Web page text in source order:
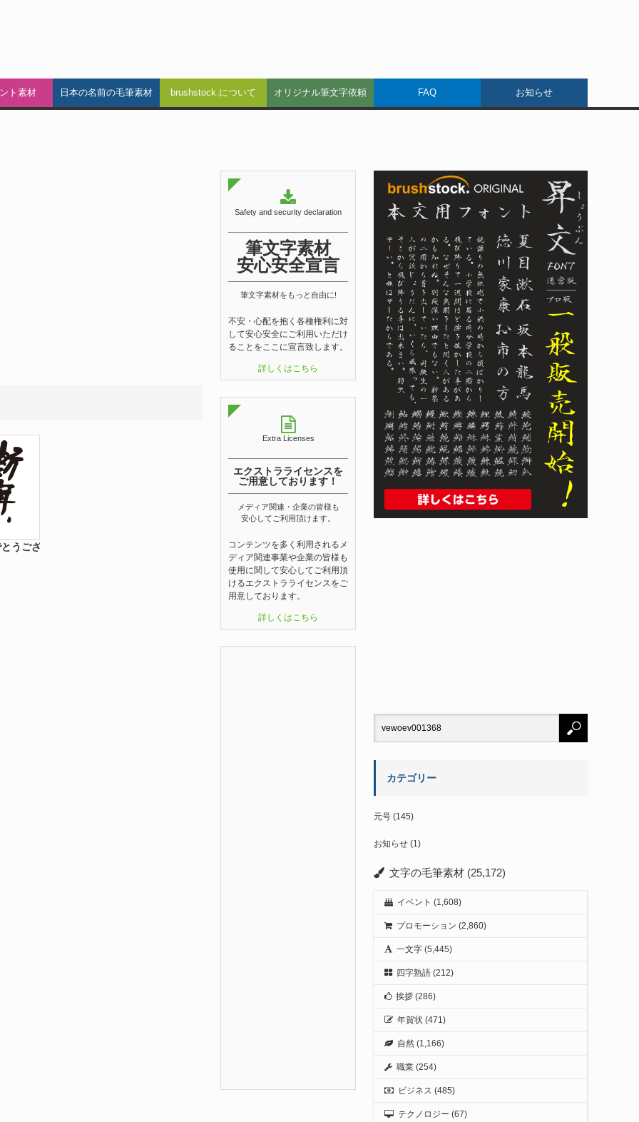
ト素材 日本の名前の毛筆素材 brushstock.について オリジナル筆文字依頼 FAQ お知らせ
うございます。
Safety and security declaration
筆文字素材
安心安全宣言
筆文字素材をもっと自由に!
不安・心配を抱く各種権利に対
して安心安全にご利用いただけ
ることをここに宣言致します。
詳しくはこちら
Extra Licenses
エクストラライセンスを
ご用意しております！
メディア関連・企業の皆様も
安心してご利用頂けます。
コンテンツを多く利用されるメ
ディア関連事業や企業の皆様も
使用に関して安心してご利用頂
けるエクストラライセンスをご
用意しております。
詳しくはこちら
カテゴリー
元号 (145)
お知らせ (1)
文字の毛筆素材 (25,172)
イベント (1,608)
プロモーション (2,860)
一文字 (5,445)
四字熟語 (212)
挨拶 (286)
年賀状 (471)
自然 (1,166)
職業 (254)
ビジネス (485)
テクノロジー (67)